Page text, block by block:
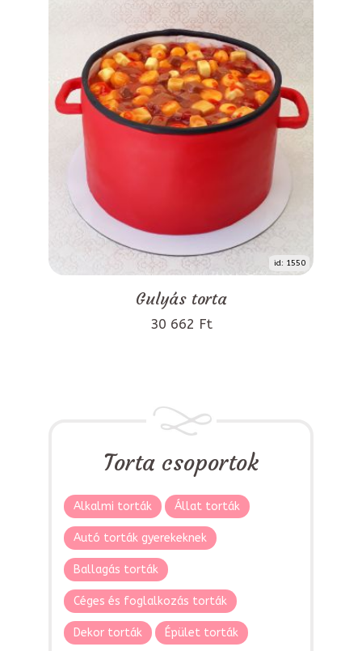
id: 1550
Gulyás torta
30 662 Ft
Torta csoportok
Alkalmi torták Állat torták
Autó torták gyerekeknek
Ballagás torták
Céges és foglalkozás torták
Dekor torták Épület torták